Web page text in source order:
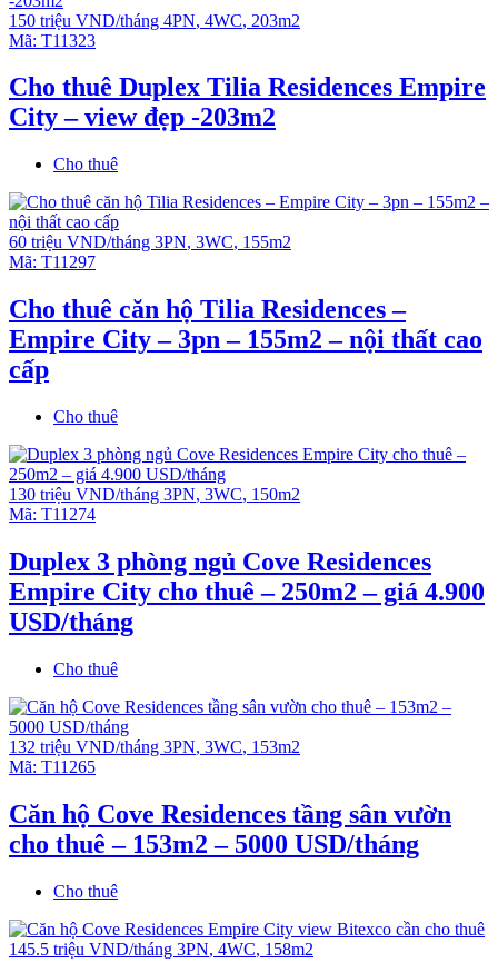
150 triệu VND/tháng 4PN, 4WC, 203m2
Mã: T11323
Cho thuê Duplex Tilia Residences Empire
City – view đẹp -203m2
Cho thuê
60 triệu VND/tháng 3PN, 3WC, 155m2
Mã: T11297
Cho thuê căn hộ Tilia Residences –
Empire City – 3pn – 155m2 – nội thất cao
cấp
Cho thuê
130 triệu VND/tháng 3PN, 3WC, 150m2
Mã: T11274
Duplex 3 phòng ngủ Cove Residences
Empire City cho thuê – 250m2 – giá 4.900
USD/tháng
Cho thuê
132 triệu VND/tháng 3PN, 3WC, 153m2
Mã: T11265
Căn hộ Cove Residences tầng sân vườn
cho thuê – 153m2 – 5000 USD/tháng
Cho thuê
145.5 triệu VND/tháng 3PN, 4WC, 158m2